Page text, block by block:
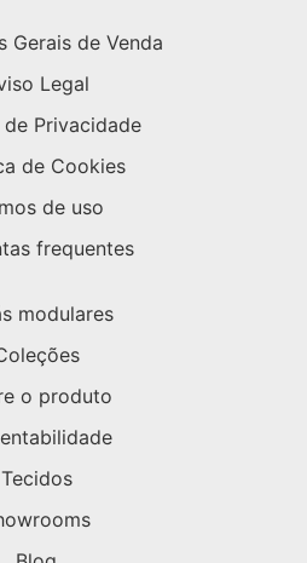
Gerais de Venda
Legal
Privacidade
de Cookies
de uso
frequentes
modulares
o produto
Tecidos